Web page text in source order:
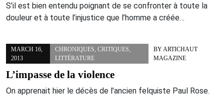
S’il est bien entendu poignant de se confronter à toute la
douleur et à toute l’injustice que l’homme a créée…
MARCH 16,
2013
CHRONIQUES ,CRITIQUES
LITTÉRATURE
BY ARTICHAUT
MAGAZINE
L’impasse de la violence
On apprenait hier le décès de l’ancien felquiste Paul Rose.